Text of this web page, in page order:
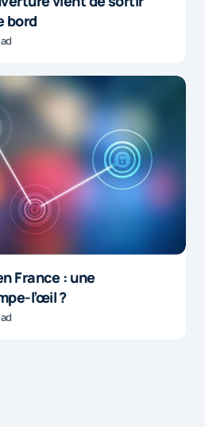
bord
France : une
l’œil ?